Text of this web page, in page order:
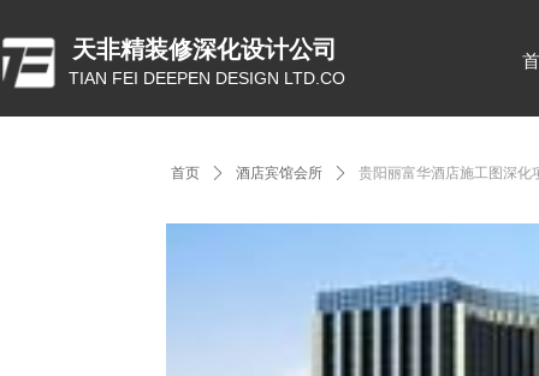
TIAN FEI DEEPEN DESIGN LTD.CO
天非精装修深化设计公司
首页 ꄲ 酒店宾馆会所 ꄲ 贵阳丽富华酒店施工图深化